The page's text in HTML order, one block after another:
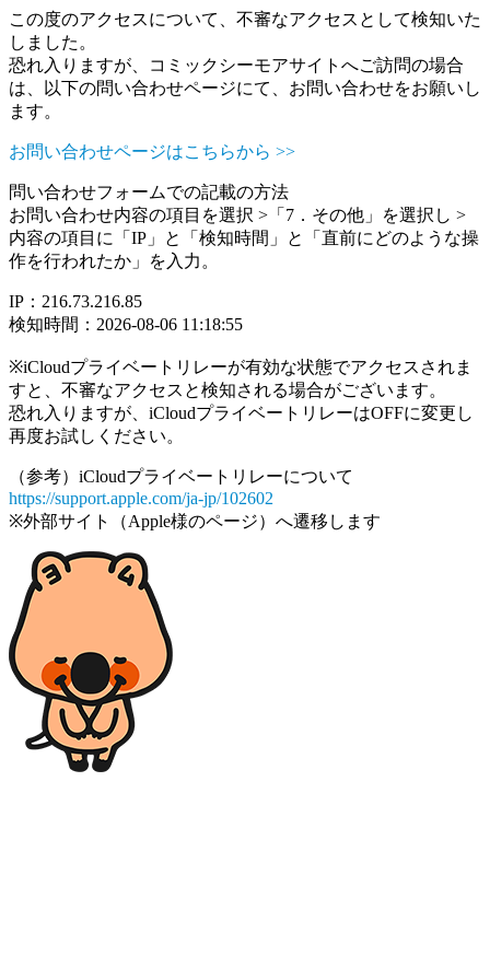
この度のアクセスについて、不審なアクセスとして検知いた
しました。
恐れ入りますが、コミックシーモアサイトへご訪問の場合
は、以下の問い合わせページにて、お問い合わせをお願いし
ます。
お問い合わせページはこちらから >>
問い合わせフォームでの記載の方法
お問い合わせ内容の項目を選択 >「7．その他」を選択し >
内容の項目に「IP」と「検知時間」と「直前にどのような操
作を行われたか」を入力。
IP：216.73.216.85
検知時間：2026-08-06 11:18:55
※iCloudプライベートリレーが有効な状態でアクセスされま
すと、不審なアクセスと検知される場合がございます。
恐れ入りますが、iCloudプライベートリレーはOFFに変更し
再度お試しください。
（参考）iCloudプライベートリレーについて
https://support.apple.com/ja-jp/102602
※外部サイト（Apple様のページ）へ遷移します